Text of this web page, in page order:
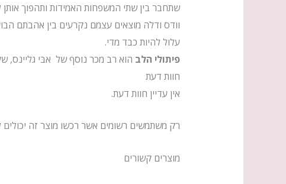
שתחבר בין שתי המשפחות האמידות ותהפוך אותן
וודס ודלה מוצאים עצמם נקרעים בין אהבתם
עלול להיות כבד מדי.
פיתולי הלב הוא רב מכר נוסף של אבּי גליינס,
חוות דעת
אין עדיין חוות דעת.
רק משתמשים רשומים אשר רכשו מוצר זה יכולים
מוצרים קשורים